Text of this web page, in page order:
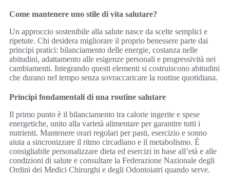
Come mantenere uno stile di vita salutare?
Un approccio sostenibile alla salute nasce da scelte semplici e
ripetute. Chi desidera migliorare il proprio benessere parte dai
principi pratici: bilanciamento delle energie, costanza nelle
abitudini, adattamento alle esigenze personali e progressività nei
cambiamenti. Integrando questi elementi si costruiscono abitudini
che durano nel tempo senza sovraccaricare la routine quotidiana.
Principi fondamentali di una routine salutare
Il primo punto è il bilanciamento tra calorie ingerite e spese
energetiche, unito alla varietà alimentare per garantire tutti i
nutrienti. Mantenere orari regolari per pasti, esercizio e sonno
aiuta a sincronizzare il ritmo circadiano e il metabolismo. È
consigliabile personalizzare dieta ed esercizi in base all’età e alle
condizioni di salute e consultare la Federazione Nazionale degli
Ordini dei Medici Chirurghi e degli Odontoiatri quando serve.